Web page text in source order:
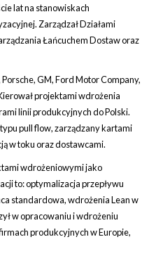
lat na stanowiskach
Zarządzał Działami
Łańcuchem Dostaw oraz
GM, Ford Motor Company,
projektami wdrożenia
linii produkcyjnych do Polski.
pull flow, zarządzany kartami
w toku oraz dostawcami.
wdrożeniowymi jako
to: optymalizacja przepływu
standardowa, wdrożenia Lean w
w opracowaniu i wdrożeniu
produkcyjnych w Europie,